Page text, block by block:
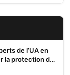
de l’UA en
la protection des